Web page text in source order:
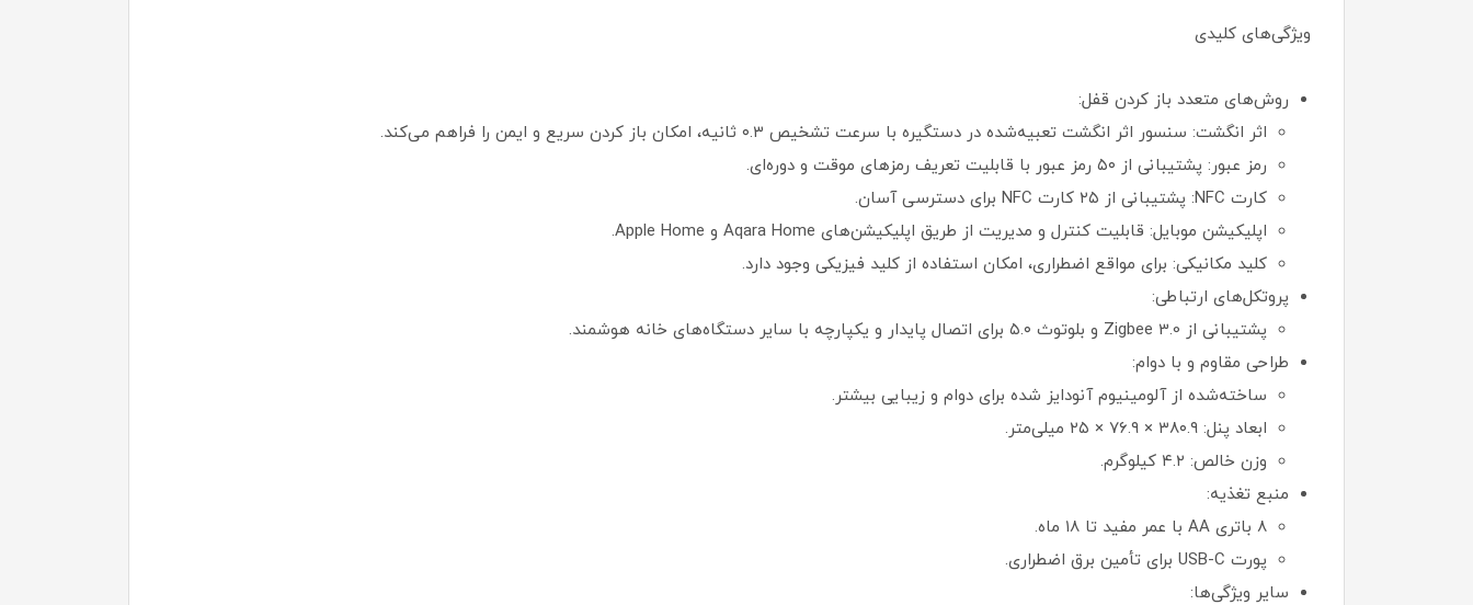
ویژگی‌های کلیدی
روش‌های متعدد باز کردن قفل:
اثر انگشت: سنسور اثر انگشت تعبیه‌شده در دستگیره با سرعت تشخیص ۰.۳ ثانیه، امکان باز کردن سریع و ایمن را فراهم می‌کند.
رمز عبور: پشتیبانی از ۵۰ رمز عبور با قابلیت تعریف رمزهای موقت و دوره‌ای.
کارت NFC: پشتیبانی از ۲۵ کارت NFC برای دسترسی آسان.
اپلیکیشن موبایل: قابلیت کنترل و مدیریت از طریق اپلیکیشن‌های Aqara Home و Apple Home.
کلید مکانیکی: برای مواقع اضطراری، امکان استفاده از کلید فیزیکی وجود دارد.
پروتکل‌های ارتباطی:
پشتیبانی از Zigbee 3.0 و بلوتوث ۵.۰ برای اتصال پایدار و یکپارچه با سایر دستگاه‌های خانه هوشمند.
طراحی مقاوم و با دوام:
ساخته‌شده از آلومینیوم آنودایز شده برای دوام و زیبایی بیشتر.
ابعاد پنل: ۳۸۰.۹ × ۷۶.۹ × ۲۵ میلی‌متر.
وزن خالص: ۴.۲ کیلوگرم.
منبع تغذیه:
۸ باتری AA با عمر مفید تا ۱۸ ماه.
پورت USB-C برای تأمین برق اضطراری.
سایر ویژگی‌ها: